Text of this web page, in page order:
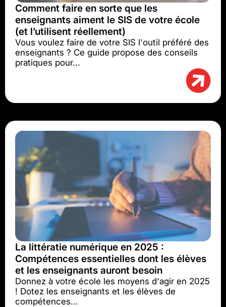
Comment faire en sorte que les
enseignants aiment le SIS de votre école
(et l’utilisent réellement)
Vous voulez faire de votre SIS l'outil préféré des
enseignants ? Ce guide propose des conseils
pratiques pour...
La littératie numérique en 2025 :
Compétences essentielles dont les élèves
et les enseignants auront besoin
Donnez à votre école les moyens d'agir en 2025
! Dotez les enseignants et les élèves de
compétences...